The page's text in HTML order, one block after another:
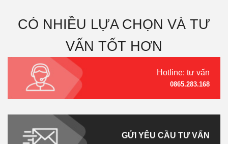
CÓ NHIỀU LỰA CHỌN VÀ TƯ
VẤN TỐT HƠN
Hotline: tư vấn
0865.283.168
GỬI YÊU CẦU TƯ VẤN